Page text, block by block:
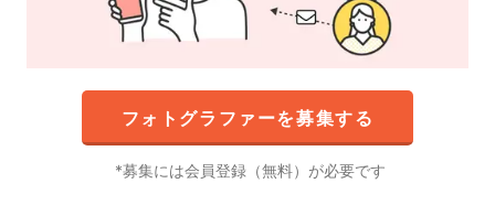
フォトグラファーを募集する
募集には会員登録（無料）が必要です